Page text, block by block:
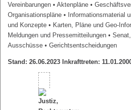
Vereinbarungen • Aktenpläne •
Organisationspläne • Informationsmaterial
und Konzepte • Karten, Pläne und Geo-
Meldungen und Pressemitteilungen •
Ausschüsse • Gerichtsentscheidungen
Stand: 26.06.2023 Inkrafttreten: